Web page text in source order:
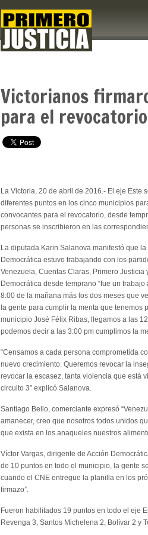
Victorianos
para el revocatorio
La Victoria, 20 de abril de 2016.- El eje Este
diferentes puntos en los cinco municipios
convocantes para el revocatorio, desde
personas se inscribieron en las
La diputada Karin Salanova manifestó que
Democrática estuvo trabajando con los
Venezuela, Cuentas Claras, Primero Justicia
Democrática desde temprano “fue un
8:00 de la mañana más los dos meses que
la gente para cumplir la menta que tenemos
municipio José Félix Ribas, llegamos a las
podemos decir a las 3:00 pm cumplimos la
“Censamos a cada persona comprometida
nuevo crecimiento. Queremos revocar la
revocar la escasez, tanta violencia que está
circuito 3” explicó Salanova.
Santiago Bello, comerciante expresó
amanecer, creo que nosotros todos unidos
que exista en los anaqueles nuestros
Víctor Vargas, dirigente de Acción
de 10 puntos en todo el municipio, la gente
cuando el CNE entregue la planilla en los
firmazo”.
Fueron habilitados 19 puntos en todo el eje
Revenga 3, Santos Michelena 2, Bolívar 2 y